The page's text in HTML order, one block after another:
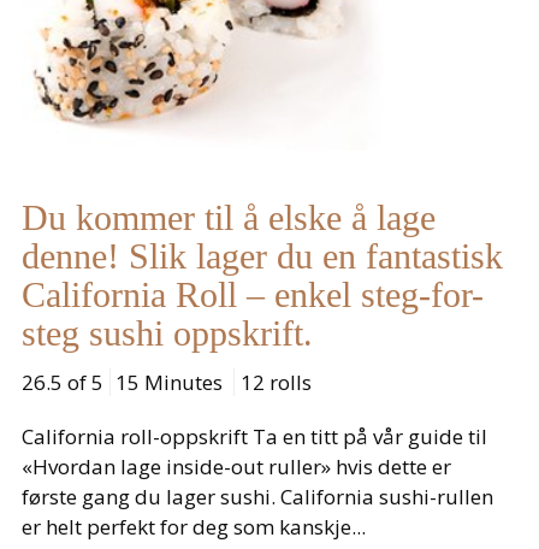
Du kommer til å elske å lage
denne! Slik lager du en fantastisk
California Roll – enkel steg-for-
steg sushi oppskrift.
26.5 of 5 15 Minutes
12 rolls
California roll-oppskrift Ta en titt på vår guide til
«Hvordan lage inside-out ruller» hvis dette er
første gang du lager sushi. California sushi-rullen
er helt perfekt for deg som kanskje...